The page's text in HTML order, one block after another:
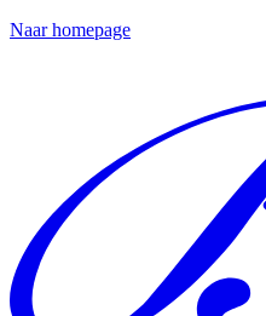
Naar homepage